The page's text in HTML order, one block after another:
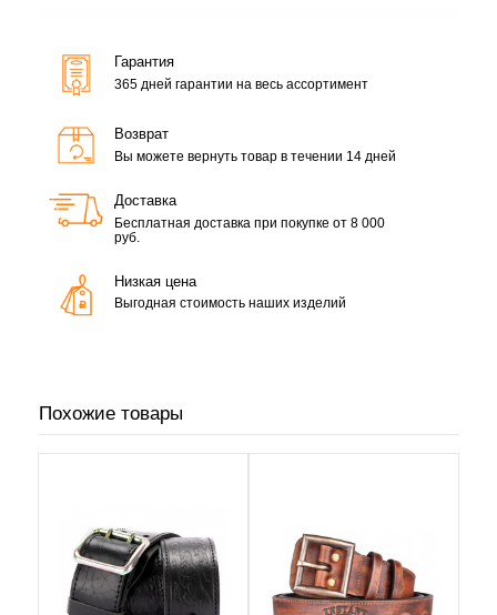
Гарантия
365 дней гарантии на весь ассортимент
Возврат
Вы можете вернуть товар в течении 14 дней
Доставка
Бесплатная доставка при покупке от 8 000
руб.
Низкая цена
Выгодная стоимость наших изделий
Похожие товары